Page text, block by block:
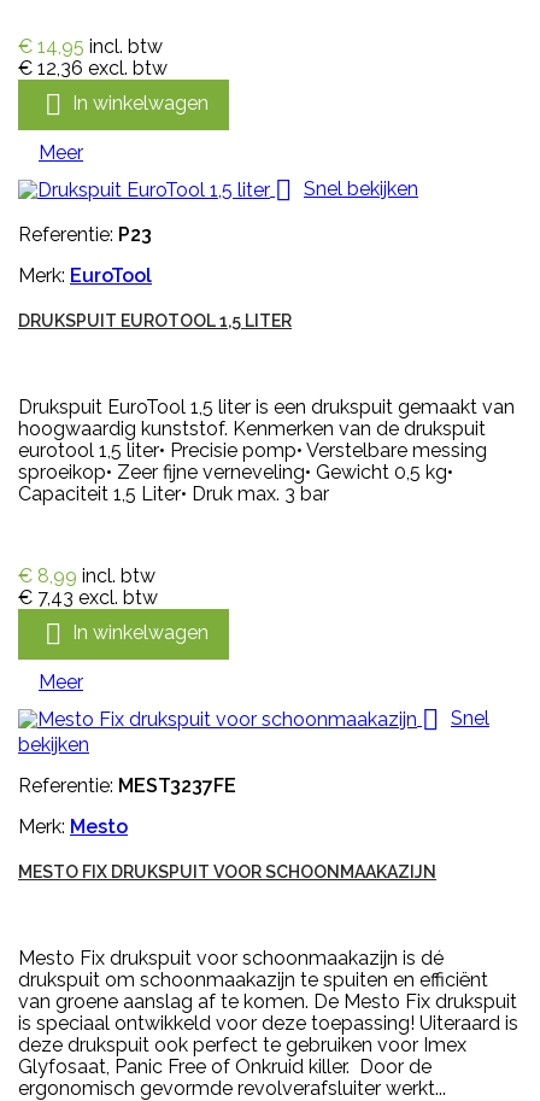
€ 14,95 incl. btw
€ 12,36 excl. btw
 In winkelwagen
Meer
 Snel bekijken
Referentie: P23
Merk: EuroTool
DRUKSPUIT EUROTOOL 1,5 LITER
Drukspuit EuroTool 1,5 liter is een drukspuit gemaakt van
hoogwaardig kunststof. Kenmerken van de drukspuit
eurotool 1,5 liter• Precisie pomp• Verstelbare messing
sproeikop• Zeer fijne verneveling• Gewicht 0,5 kg•
Capaciteit 1,5 Liter• Druk max. 3 bar
€ 8,99 incl. btw
€ 7,43 excl. btw
 In winkelwagen
Meer
 Snel
bekijken
Referentie: MEST3237FE
Merk: Mesto
MESTO FIX DRUKSPUIT VOOR SCHOONMAAKAZIJN
Mesto Fix drukspuit voor schoonmaakazijn is dé
drukspuit om schoonmaakazijn te spuiten en efficiënt
van groene aanslag af te komen. De Mesto Fix drukspuit
is speciaal ontwikkeld voor deze toepassing! Uiteraard is
deze drukspuit ook perfect te gebruiken voor Imex
Glyfosaat, Panic Free of Onkruid killer. Door de
ergonomisch gevormde revolverafsluiter werkt...